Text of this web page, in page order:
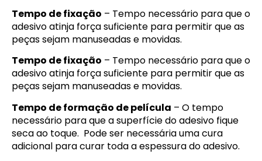
Tempo de fixação – Tempo necessário para que o
adesivo atinja força suficiente para permitir que as
peças sejam manuseadas e movidas.
Tempo de fixação – Tempo necessário para que o
adesivo atinja força suficiente para permitir que as
peças sejam manuseadas e movidas.
Tempo de formação de película – O tempo
necessário para que a superfície do adesivo fique
seca ao toque. Pode ser necessária uma cura
adicional para curar toda a espessura do adesivo.